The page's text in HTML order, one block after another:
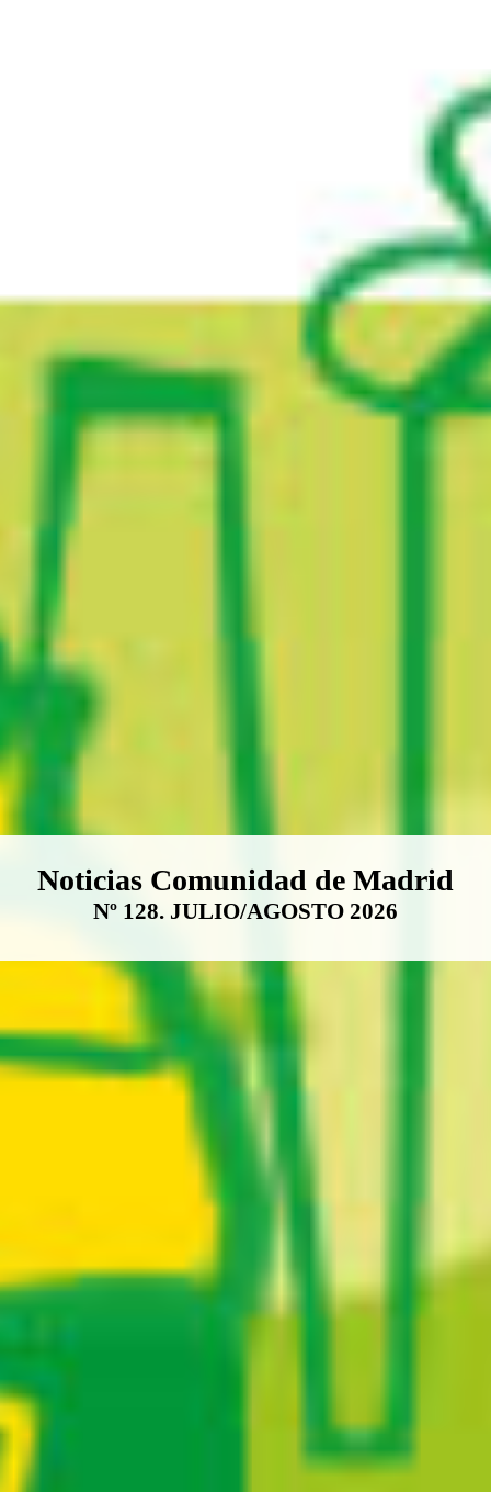
Boletín Noticias Comunidad de
Noticias Comunidad de Madrid
Nº 128. JULIO/AGOSTO 2026